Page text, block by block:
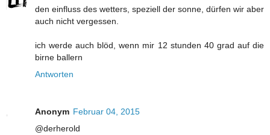
den einfluss des wetters, speziell der sonne, dürfen wir aber
auch nicht vergessen.
ich werde auch blöd, wenn mir 12 stunden 40 grad auf die
birne ballern
Antworten
Anonym Februar 04, 2015
@derherold